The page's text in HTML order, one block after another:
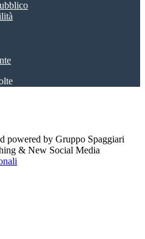
powered by Gruppo Spaggiari
& New Social Media